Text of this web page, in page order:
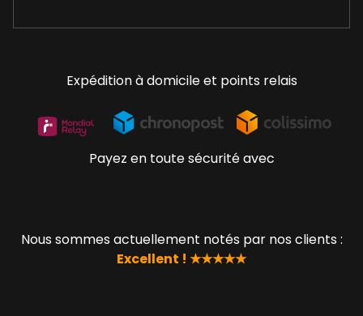
Expédition à domicile et points relais
Payez en toute sécurité avec
Nous sommes actuellement notés par nos clients :
Excellent ! ★★★★★